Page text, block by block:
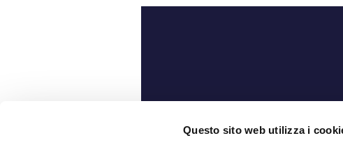
Questo sito web utilizza iChi